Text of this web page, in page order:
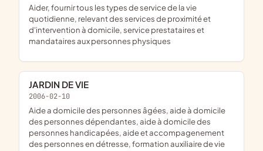
aider, fournir tous les types de service de la vie
quotidienne, relevant des services de proximité et
d'intervention à domicile, service prestataires et
mandataires aux personnes physiques
JARDIN DE VIE
2006-02-10
aide a domicile des personnes âgées, aide à domicile
des personnes dépendantes, aide à domicile des
personnes handicapées, aide et accompagenement
des personnes en détresse, formation auxiliaire de vie